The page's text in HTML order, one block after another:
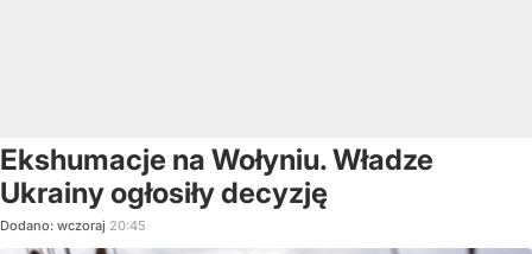
Ekshumacje na Wołyniu. Władze
Ukrainy ogłosiły decyzję
Dodano: wczoraj 20:45